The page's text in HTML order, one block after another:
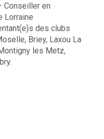
Conseiller en
Lorraine
des clubs
Briey, Laxou La
les Metz,